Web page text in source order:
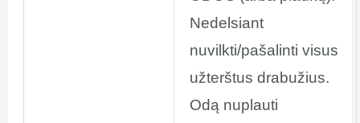
Nedelsiant
nuvilkti/pašalinti visus
užterštus drabužius.
Odą nuplauti